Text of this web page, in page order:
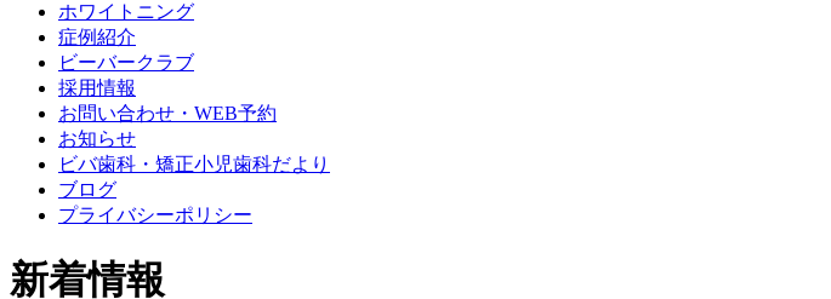
ホワイトニング
症例紹介
ビーバークラブ
採用情報
お問い合わせ・WEB予約
お知らせ
ビバ歯科・矯正小児歯科だより
ブログ
プライバシーポリシー
新着情報